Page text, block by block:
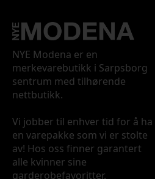
NYE Modena er en
merkevarebutikk i Sarpsborg
sentrum med tilhørende
nettbutikk.
Vi jobber til enhver tid for å ha
en varepakke som vi er stolte
av! Hos oss finner garantert
alle kvinner sine
garderobefavoritter.